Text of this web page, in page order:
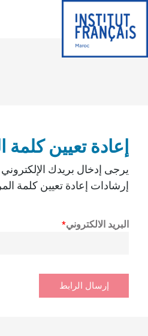
إعادة تعيين كلمة
يرجى إدخال بريدك
إرشادات إعادة تعيين كلمة
البريد الالكتروني
إرسال الرابط